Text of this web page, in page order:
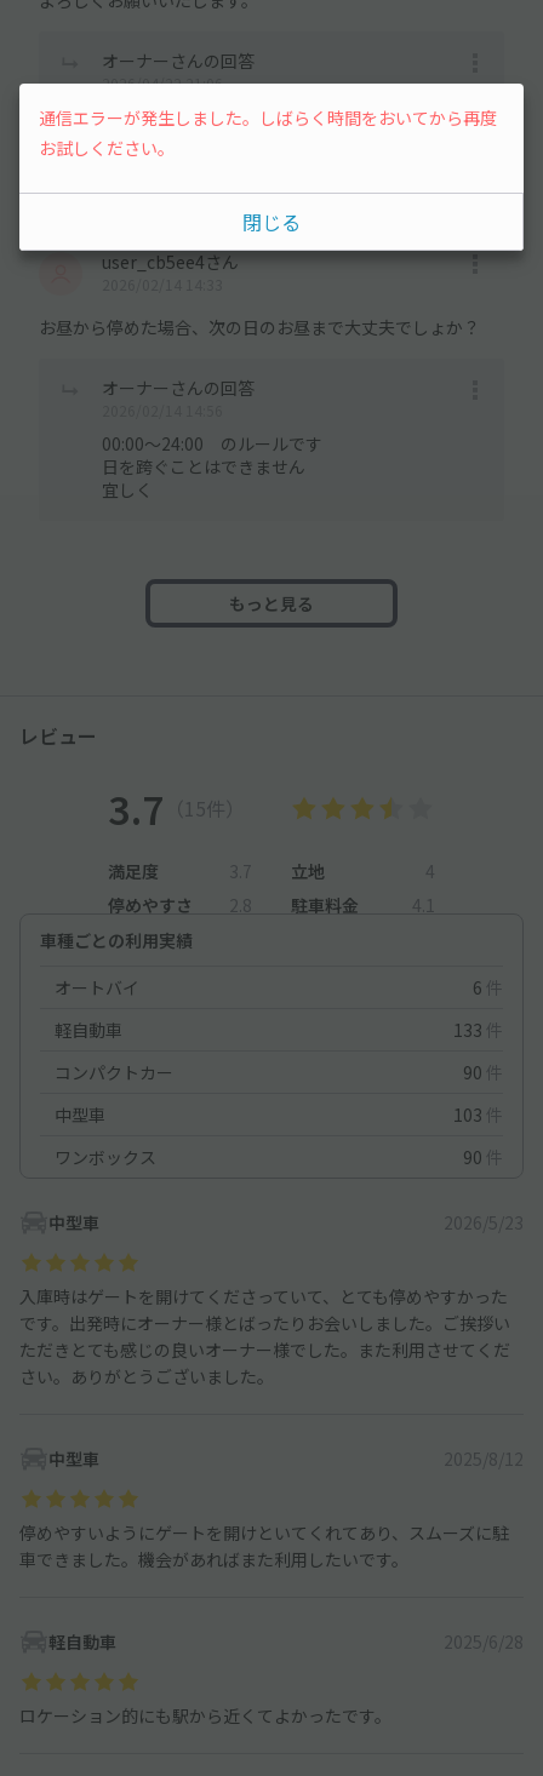
オーナーさんの回答
2026/04/22 21:06
余裕があるとは言い難いですが、クラウンで毎日
ご利用のお客様もおられました。
奥まで入れれば、広くなります。
user_cb5ee4さん
お昼から停めた場合、次の日のお昼まで大丈夫でしょか？
オーナーさんの回答
00:00〜24:00 のルールです
日を跨ぐことはできません
宜しく
もっと見る
レビュー
3.7 （15件）
満足度 3.7 立地
4
停めやすさ
2.8 駐車料金
4.1
車種ごとの利用実績
オートバイ
6 件
軽自動車
133 件
コンパクトカー
90 件
中型車
103 件
ワンボックス
90 件
中型車 2026/5/23
入庫時はゲートを開けてくださっていて、とても停めやすかった
です。出発時にオーナー様とばったりお会いしました。ご挨拶い
ただきとても感じの良いオーナー様でした。また利用させてくだ
さい。ありがとうございました。
中型車 2025/8/12
停めやすいようにゲートを開けといてくれてあり、スムーズに駐
車できました。機会があればまた利用したいです。
軽自動車 2025/6/28
ロケーション的にも駅から近くてよかったです。
通信エラーが発生しました。しばらく時間をおいてから再度
お試しください。
閉じる